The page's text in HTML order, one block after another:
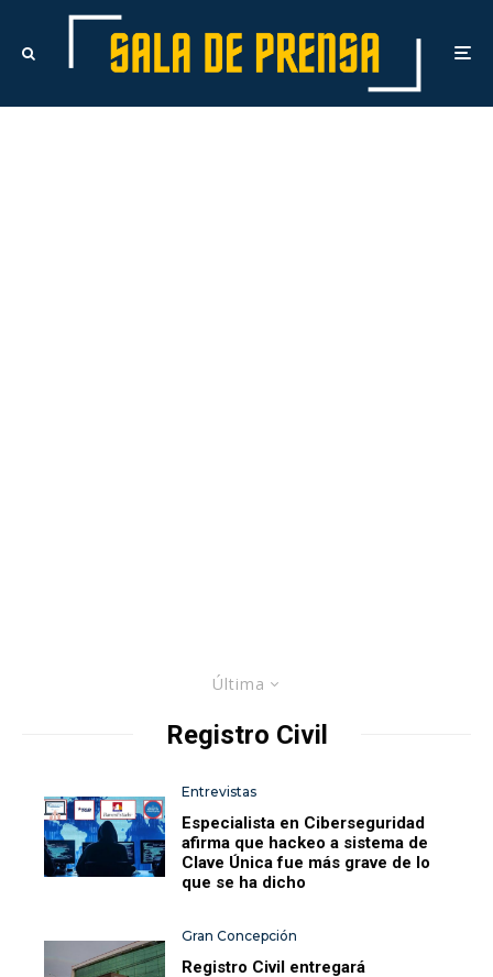
Última
Registro Civil
Entrevistas
Especialista en Ciberseguridad
afirma que hackeo a sistema de
Clave Única fue más grave de lo
que se ha dicho
Gran Concepción
Registro Civil entregará